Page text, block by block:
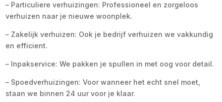
– Particuliere verhuizingen: Professioneel en zorgeloos
verhuizen naar je nieuwe woonplek.
– Zakelijk verhuizen: Ook je bedrijf verhuizen we vakkundig
en efficient.
– Inpakservice: We pakken je spullen in met oog voor detail.
– Spoedverhuizingen: Voor wanneer het echt snel moet,
staan we binnen 24 uur voor je klaar.